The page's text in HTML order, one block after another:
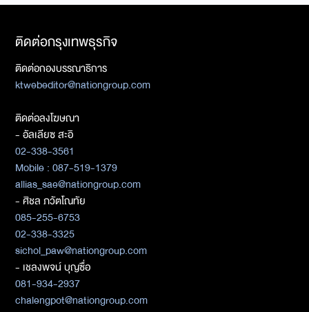
ติดต่อกรุงเทพธุรกิจ
ติดต่อกองบรรณาธิการ
ktwebeditor@nationgroup.com
ติดต่อลงโฆษณา
- อัลเลียซ สะอิ
02-338-3561
Mobile : 087-519-1379
allias_sae@nationgroup.com
- ศิชล ภวัตโณทัย
085-255-6753
02-338-3325
sichol_paw@nationgroup.com
- เชลงพจน์ บุญซื่อ
081-934-2937
chalengpot@nationgroup.com